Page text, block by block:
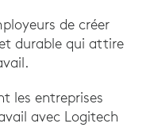
de créer
durable qui attire
les entreprises
avec Logitech